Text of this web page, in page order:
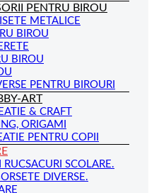
PENTRU BIROU
METALICE
BIROU
BIROU
PENTRU BIROURI
ART
& CRAFT
ORIGAMI
PENTRU COPII
SCOLARE.
DIVERSE.